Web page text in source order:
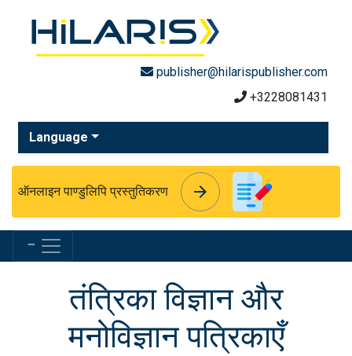
publisher@hilarispublisher.com
+3228081431
Language
ऑनलाइन पाण्डुलिपि प्रस्तुतिकरण arrow_forward
arrow_forward
Menu
तंत्रिका विज्ञान और
मनोविज्ञान पत्रिकाएँ